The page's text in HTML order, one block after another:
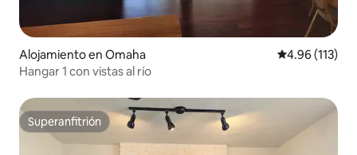
Alojamiento en Omaha Calificación
4.96 (113)
Hangar 1 con vistas al río
Superanfitrión
Superanfitrión